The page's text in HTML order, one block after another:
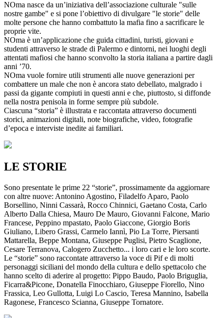
NOma nasce da un’iniziativa dell’associazione culturale "sulle
nostre gambe" e si pone l’obiettivo di divulgare "le storie" delle
molte persone che hanno combattuto la mafia fino a sacrificare le
proprie vite.
NOma è un’applicazione che guida cittadini, turisti, giovani e
studenti attraverso le strade di Palermo e dintorni, nei luoghi degli
attentati mafiosi che hanno sconvolto la storia italiana a partire dagli
anni ’70.
NOma vuole fornire utili strumenti alle nuove generazioni per
combattere un male che non è ancora stato debellato, malgrado i
passi da gigante compiuti in questi anni e che, piuttosto, si diffonde
nella nostra penisola in forme sempre più subdole.
Ciascuna “storia” è illustrata e raccontata attraverso documenti
storici, animazioni digitali, note biografiche, video, fotografie
d’epoca e interviste inedite ai familiari.
LE STORIE
Sono presentate le prime 22 “storie”, prossimamente da aggiornare
con altre nuove: Antonino Agostino, Filadelfo Aparo, Paolo
Borsellino, Ninni Cassarà, Rocco Chinnici, Gaetano Costa, Carlo
Alberto Dalla Chiesa, Mauro De Mauro, Giovanni Falcone, Mario
Francese, Peppino mpastato, Paolo Giaccone, Giorgio Boris
Giuliano, Libero Grassi, Carmelo Iannì, Pio La Torre, Piersanti
Mattarella, Beppe Montana, Giuseppe Puglisi, Pietro Scaglione,
Cesare Terranova, Calogero Zucchetto... i loro cari e le loro scorte.
Le “storie” sono raccontate attraverso la voce di Pif e di molti
personaggi siciliani del mondo della cultura e dello spettacolo che
hanno scelto di aderire al progetto: Pippo Baudo, Paolo Briguglia,
Ficarra&Picone, Donatella Finocchiaro, Giuseppe Fiorello, Nino
Frassica, Leo Gullotta, Luigi Lo Cascio, Teresa Mannino, Isabella
Ragonese, Francesco Scianna, Giuseppe Tornatore.